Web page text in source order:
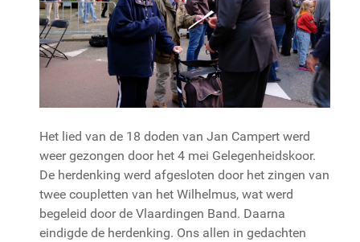
Het lied van de 18 doden van Jan Campert werd
weer gezongen door het 4 mei Gelegenheidskoor.
De herdenking werd afgesloten door het zingen van
twee coupletten van het Wilhelmus, wat werd
begeleid door de Vlaardingen Band. Daarna
eindigde de herdenking. Ons allen in gedachten